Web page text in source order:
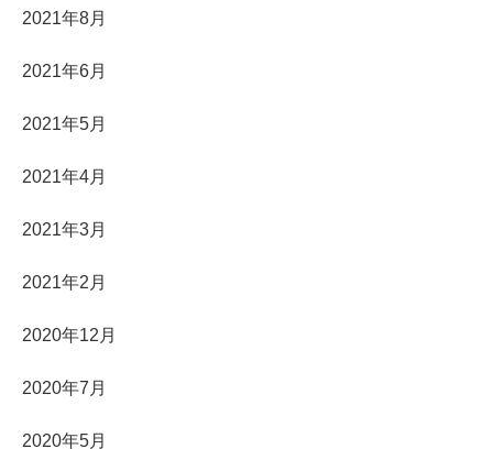
2021年8月
2021年6月
2021年5月
2021年4月
2021年3月
2021年2月
2020年12月
2020年7月
2020年5月